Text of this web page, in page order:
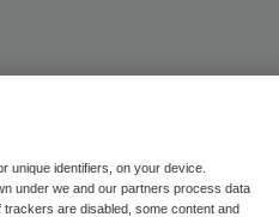
unique identifiers, on your device.
under we and our partners process data
are disabled, some content and